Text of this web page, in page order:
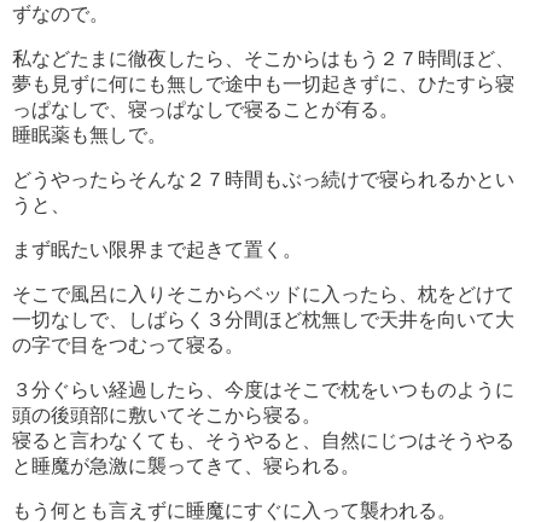
ずなので。
私などたまに徹夜したら、そこからはもう２７時間ほど、
夢も見ずに何にも無しで途中も一切起きずに、ひたすら寝
っぱなしで、寝っぱなしで寝ることが有る。
睡眠薬も無しで。
どうやったらそんな２７時間もぶっ続けで寝られるかとい
うと、
まず眠たい限界まで起きて置く。
そこで風呂に入りそこからベッドに入ったら、枕をどけて
一切なしで、しばらく３分間ほど枕無しで天井を向いて大
の字で目をつむって寝る。
３分ぐらい経過したら、今度はそこで枕をいつものように
頭の後頭部に敷いてそこから寝る。
寝ると言わなくても、そうやると、自然にじつはそうやる
と睡魔が急激に襲ってきて、寝られる。
もう何とも言えずに睡魔にすぐに入って襲われる。